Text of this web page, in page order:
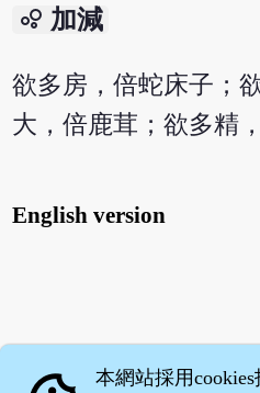
bubble_chart 加減
欲多房，倍蛇床子；
大，倍鹿茸；欲多精
English version
本網站採用